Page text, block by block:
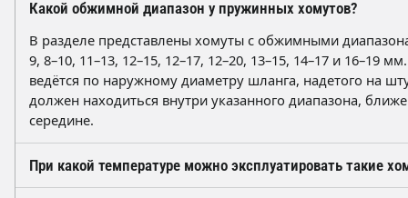
Какой обжимной диапазон у пружинных хомутов?
В разделе представлены хомуты с обжимными
9, 8–10, 11–13, 12–15, 12–17, 12–20, 13–15, 14–17 и 16–19
ведётся по наружному диаметру шланга, надетого на
должен находиться внутри указанного диапазона,
середине.
При какой температуре можно эксплуатировать такие